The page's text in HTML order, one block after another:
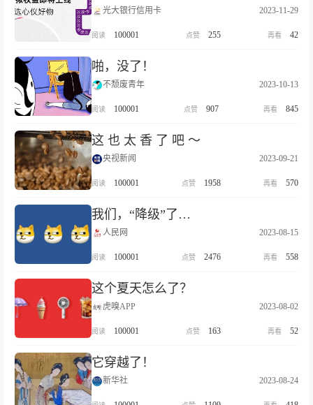
光大银行信用卡 2023-11-29
100001 255 42
啪，没了！
不颓废青年 2023-10-13
100001 907 845
这 也 太 香 了 吧 ～
央视新闻 2023-09-21
100001 1958 570
我们，“降级”了…
人民网 2023-08-15
100001 2476 558
这个夏天怎么了？
虎嗅APP 2023-08-02
100001 163 52
它穿越了！
新华社 2023-08-24